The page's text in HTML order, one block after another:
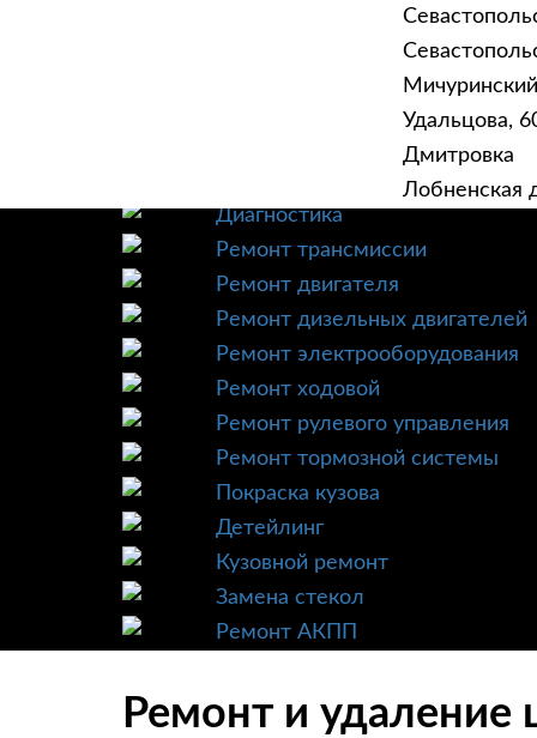
Мичуринский
Удальцова,
Дмитровка
Лобненская
Техническое обслуживание
Диагностика
Ремонт трансмиссии
Ремонт двигателя
Ремонт дизельных двигателей
Ремонт электрооборудования
Ремонт ходовой
Ремонт рулевого управления
Ремонт тормозной системы
Покраска кузова
Детейлинг
Кузовной ремонт
Замена стекол
Ремонт АКПП
Ремонт и удаление